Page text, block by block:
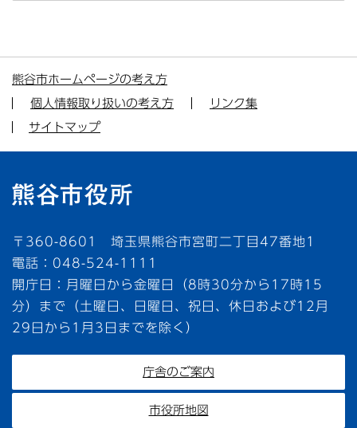
熊谷市ホームページの考え方
個人情報取り扱いの考え方
リンク集
サイトマップ
〒360-8601 埼玉県熊谷市宮町二丁目47番地1
電話：048-524-1111
開庁日：月曜日から金曜日（8時30分から17時15
分）まで（土曜日、日曜日、祝日、休日および12月
29日から1月3日までを除く）
庁舎のご案内
市役所地図